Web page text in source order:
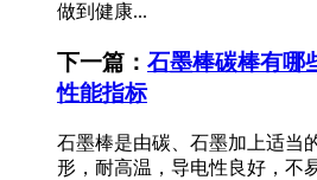
做到健康...
下一篇： 石墨棒碳棒有哪
性能指标
石墨棒是由碳、石墨加上适当
形，耐高温，导电性良好，不